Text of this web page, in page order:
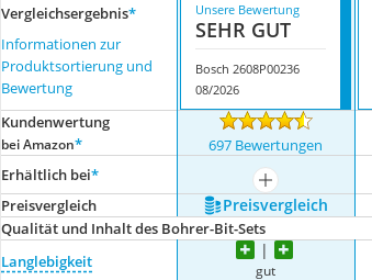
Vergleichsergebnis*
Informationen zur
Produktsortierung und
Bewertung
Unsere Bewertung
SEHR GUT
Bosch 2608P00236
08/2026
Kundenwertung
bei Amazon* 697 Bewertungen
Erhältlich bei*
mehr anzeigen
Preis­vergleich
Preis­vergleich
Qualität und Inhalt des Bohrer-Bit-Sets
Langlebigkeit
gut